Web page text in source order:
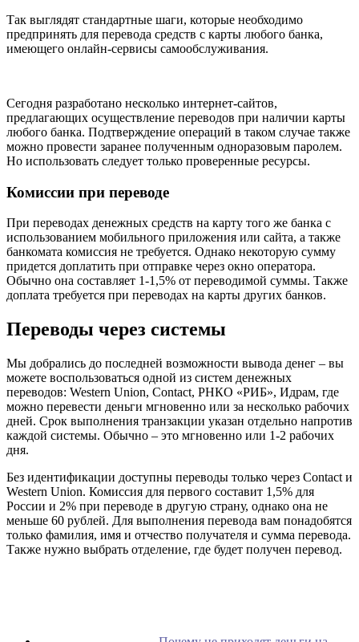
Так выглядят стандартные шаги, которые необходимо
предпринять для перевода средств с карты любого банка,
имеющего онлайн-сервисы самообслуживания.
Сегодня разработано несколько интернет-сайтов,
предлагающих осуществление переводов при наличии карты
любого банка. Подтверждение операций в таком случае также
можно провести заранее полученным одноразовым паролем.
Но использовать следует только проверенные ресурсы.
Комиссии при переводе
При переводах денежных средств на карту того же банка с
использованием мобильного приложения или сайта, а также
банкомата комиссия не требуется. Однако некоторую сумму
придется доплатить при отправке через окно оператора.
Обычно она составляет 1-1,5% от переводимой суммы. Также
доплата требуется при переводах на карты других банков.
Переводы через системы
Мы добрались до последней возможности вывода денег – вы
можете воспользоваться одной из систем денежных
переводов: Western Union, Contact, РНКО «РИБ», Идрам, где
можно перевести деньги мгновенно или за несколько рабочих
дней. Срок выполнения транзакции указан отдельно напротив
каждой системы. Обычно – это мгновенно или 1-2 рабочих
дня.
Без идентификации доступны переводы только через Contact и
Western Union. Комиссия для первого составит 1,5% для
России и 2% при переводе в другую страну, однако она не
меньше 60 рублей. Для выполнения перевода вам понадобятся
только фамилия, имя и отчество получателя и сумма перевода.
Также нужно выбрать отделение, где будет получен перевод.